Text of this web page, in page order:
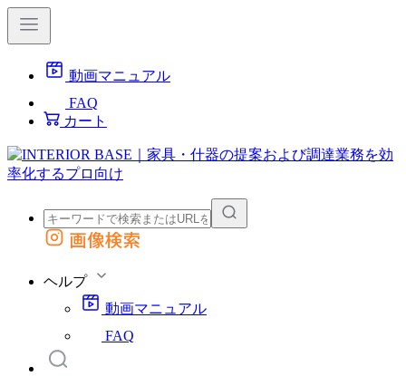
動画マニュアル
FAQ
カート
外部サイトの商品をカートに追加
画像検索
ヘルプ
動画マニュアル
FAQ